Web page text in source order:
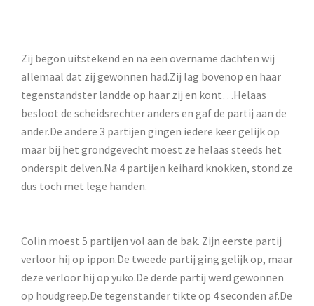
Zij begon uitstekend en na een overname dachten wij
allemaal dat zij gewonnen had.Zij lag bovenop en haar
tegenstandster landde op haar zij en kont…Helaas
besloot de scheidsrechter anders en gaf de partij aan de
ander.De andere 3 partijen gingen iedere keer gelijk op
maar bij het grondgevecht moest ze helaas steeds het
onderspit delven.Na 4 partijen keihard knokken, stond ze
dus toch met lege handen.
Colin moest 5 partijen vol aan de bak. Zijn eerste partij
verloor hij op ippon.De tweede partij ging gelijk op, maar
deze verloor hij op yuko.De derde partij werd gewonnen
op houdgreep.De tegenstander tikte op 4 seconden af.De